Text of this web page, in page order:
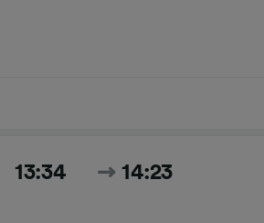
13:34 14:23